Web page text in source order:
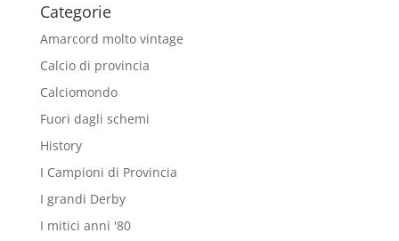
Categorie
Amarcord molto vintage
Calcio di provincia
Calciomondo
Fuori dagli schemi
History
I Campioni di Provincia
I grandi Derby
I mitici anni '80